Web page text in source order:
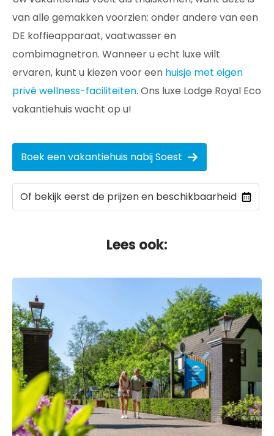
van alle gemakken voorzien: onder andere van een
DE koffieapparaat, vaatwasser en
combimagnetron. Wanneer u echt luxe wilt
ervaren, kunt u kiezen voor een huisje met eigen
privé wellness-faciliteiten. Ons luxe Lodge Royal Eco
vakantiehuis wacht op u!
Boek een vakantiehuis nabij Soest
Of bekijk eerst de prijzen en beschikbaarheid
Lees ook: